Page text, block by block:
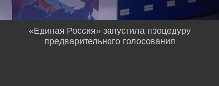
«Единая Россия» запустила процедуру
предварительного голосования